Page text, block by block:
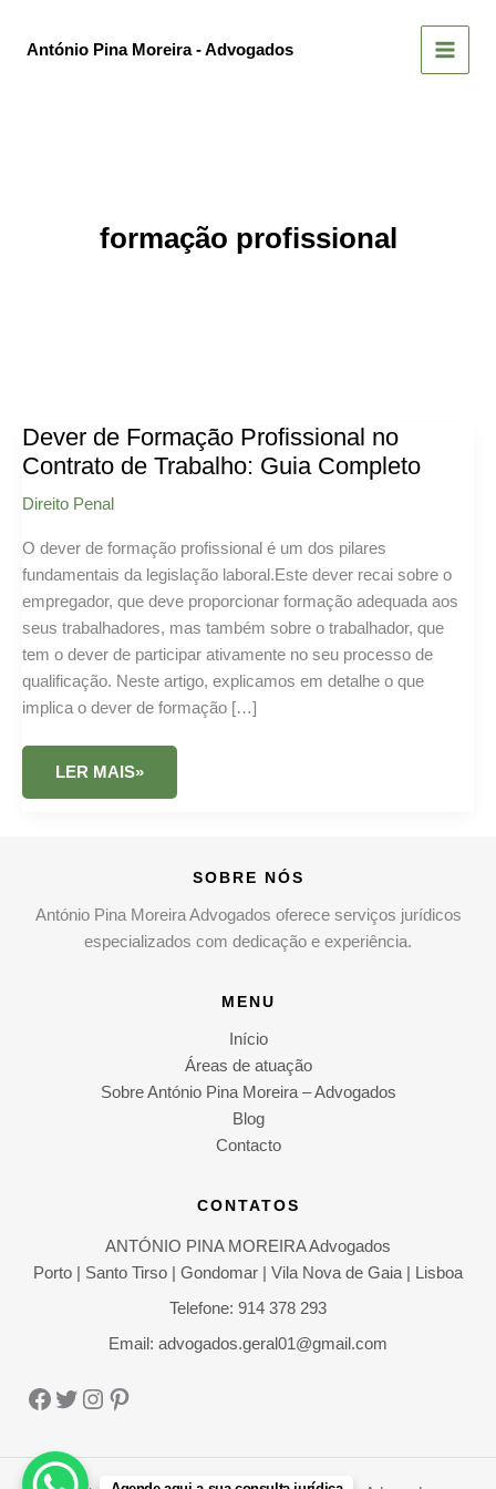
António Pina Moreira - Advogados
formação profissional
Dever de Formação Profissional no
Contrato de Trabalho: Guia Completo
Direito Penal
O dever de formação profissional é um dos pilares
fundamentais da legislação laboral.Este dever recai sobre o
empregador, que deve proporcionar formação adequada aos
seus trabalhadores, mas também sobre o trabalhador, que
tem o dever de participar ativamente no seu processo de
qualificação. Neste artigo, explicamos em detalhe o que
implica o dever de formação […]
DEVER
FORMAÇÃO
COMPLETO
LER MAIS»
SOBRE NÓS
António Pina Moreira Advogados oferece serviços jurídicos
especializados com dedicação e experiência.
MENU
Início
Áreas de atuação
Sobre António Pina Moreira – Advogados
Blog
Contacto
CONTATOS
ANTÓNIO PINA MOREIRA Advogados
Porto | Santo Tirso | Gondomar | Vila Nova de Gaia | Lisboa
Telefone: 914 378 293
Email: advogados.geral01@gmail.com
Facebook
Twitter
Instagram
Pinterest